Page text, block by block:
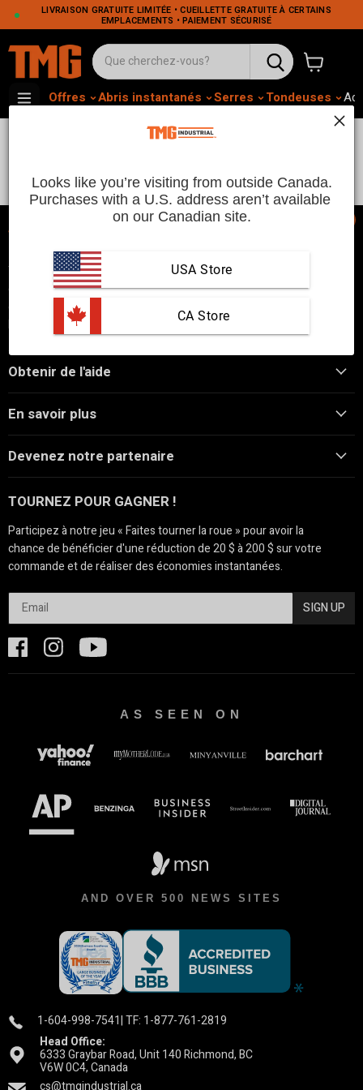
LIVRAISON GRATUITE LIMITÉE • CUEILLETTE GRATUITE À CERTAINS
EMPLACEMENTS • PAIEMENT SÉCURISÉ
Voir le
Offres Abris instantanés Serres Tondeuses
Souffleuse À Neige À Attelage 3
TMG Industrial est votre fournisseur de produits industriels de
confiance, avec trois entrepôts de distribution à Seattle, Toronto
et Vancouver. Depuis 2007, nous sommes un choix fiable pour
les clients qui cherchent à accomplir leurs tâches !
Obtenir de l'aide
En savoir plus
Devenez notre partenaire
TOURNEZ POUR GAGNER !
Participez à notre jeu « Faites tourner la roue » pour avoir la
chance de bénéficier d'une réduction de 20 $ à 200 $ sur votre
commande et de réaliser des économies instantanées.
SIGN UP
AS SEEN ON
AND OVER 500 NEWS SITES
1-604-998-7541| TF: 1-877-761-2819
Head Office:
6333 Graybar Road, Unit 140 Richmond, BC
V6W 0C4, Canada
cs@tmgindustrial.ca
Looks like you’re visiting from outside Canada.
Purchases with a U.S. address aren’t available
on our Canadian site.
USA Store
CA Store